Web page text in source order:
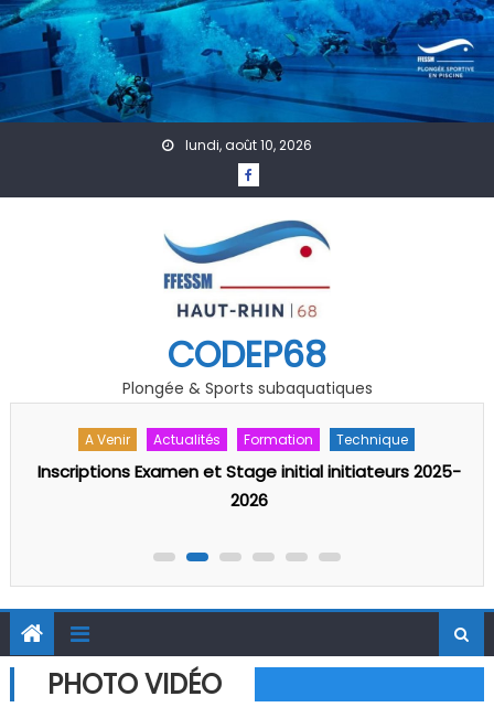
Skip to content
lundi, août 10, 2026
CODEP68
Plongée & Sports subaquatiques
A Venir Actualités Formation Technique
Inscriptions Examen et Stage initial initiateurs 2025-
2026
PHOTO VIDÉO